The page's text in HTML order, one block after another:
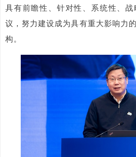
具有前瞻性、针对性、系统性、
议，努力建设成为具有重大影响力
构。